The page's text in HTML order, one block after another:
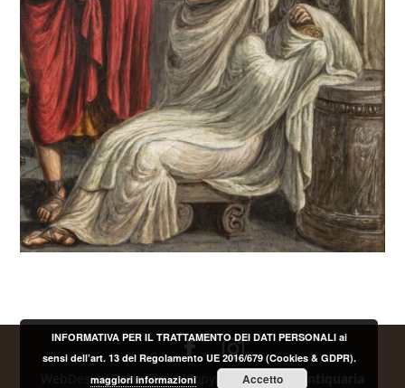
WebDesignZonazero| CopyrightGalleria Antiquaria
INFORMATIVA PER IL TRATTAMENTO DEI DATI PERSONALI ai
sensi dell’art. 13 del Regolamento UE 2016/679 (Cookies & GDPR).
maggiori informazioni
Accetto